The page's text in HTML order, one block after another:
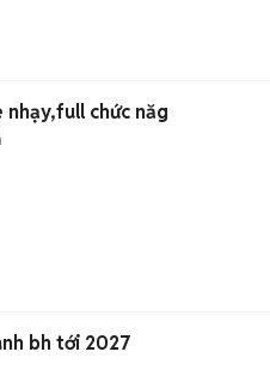
nhạy,full chức năg
bh tới 2027